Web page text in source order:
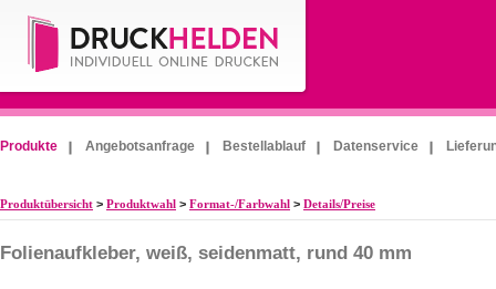
Produkte Angebotsanfrage Bestellablauf Datenservice
Produktübersicht > Produktwahl > Format-/Farbwahl > Details/Preise
Folienaufkleber, weiß, seidenmatt, rund 40 mm